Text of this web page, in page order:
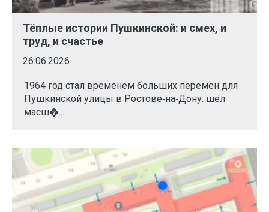
Тёплые истории Пушкинской: и смех, и
труд, и счастье
26.06.2026
1964 год стал временем больших перемен для
Пушкинской улицы в Ростове‑на‑Дону: шёл
масш�...